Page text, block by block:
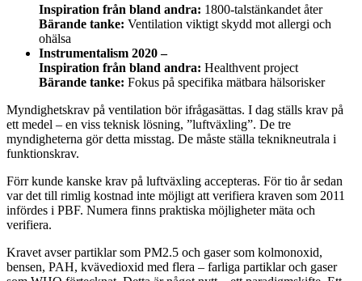
Inspiration från bland andra: 1800-talstänkandet åter
Bärande tanke: Ventilation viktigt skydd mot allergi och
ohälsa
Instrumentalism 2020 –
Inspiration från bland andra: Healthvent project
Bärande tanke: Fokus på specifika mätbara hälsorisker
Myndighetskrav på ventilation bör ifrågasättas. I dag ställs krav på
ett medel – en viss teknisk lösning, ”luftväxling”. De tre
myndigheterna gör detta misstag. De måste ställa teknikneutrala i
funktionskrav.
Förr kunde kanske krav på luftväxling accepteras. För tio år sedan
var det till rimlig kostnad inte möjligt att verifiera kraven som 2011
infördes i PBF. Numera finns praktiska möjligheter mäta och
verifiera.
Kravet avser partiklar som PM2.5 och gaser som kolmonoxid,
bensen, PAH, kvävedioxid med flera – farliga partiklar och gaser